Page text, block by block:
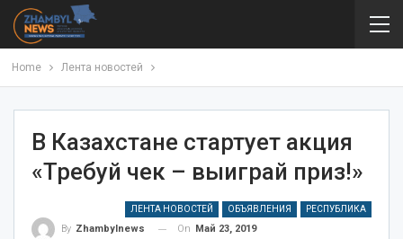
Home Лента новостей
В Казахстане стартует акция
«Требуй чек – выиграй приз!»
ЛЕНТА НОВОСТЕЙ ОБЪЯВЛЕНИЯ РЕСПУБЛИКА
By Zhambylnews On Май 23, 2019